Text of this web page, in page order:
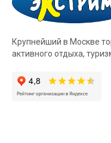
Крупнейший в Москве
активного отдыха,